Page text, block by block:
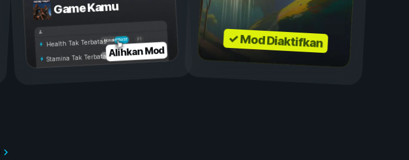
Game Kamu
Aktif
Nonaktif
Health Tak Terbatas
Stamina Tak TerbatasAlihkan Mod
✓ Mod Diaktifkan